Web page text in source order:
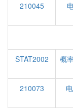
210045
STAT2002 概
210073